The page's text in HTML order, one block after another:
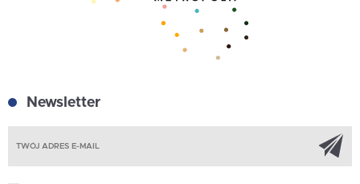
Newsletter